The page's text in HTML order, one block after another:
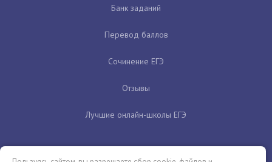
Банк заданий
Перевод баллов
Сочинение ЕГЭ
Отзывы
Лучшие онлайн-школы ЕГЭ